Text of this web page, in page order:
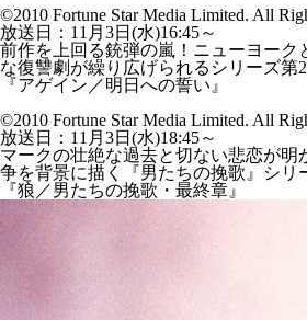
©2010 Fortune Star Media Limited. All
放送日：11月3日(水)16:45～
前作を上回る銃弾の嵐！ニューヨーク
な復讐劇が繰り広げられるシリーズ第
『アゲイン／明日への誓い』
©2010 Fortune Star Media Limited. All
放送日：11月3日(水)18:45～
マークの壮絶な過去と切ない悲恋が
争を背景に描く『男たちの挽歌』シリ
『狼／男たちの挽歌・最終章』